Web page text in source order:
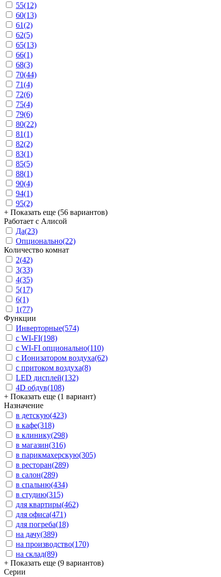
55(12)
60(13)
61(2)
62(5)
65(13)
66(1)
68(3)
70(44)
71(4)
72(6)
75(4)
79(6)
80(22)
81(1)
82(2)
83(1)
85(5)
88(1)
90(4)
94(1)
95(2)
+ Показать еще (56 вариантов)
Работает с Алисой
Да(23)
Опционально(22)
Количество комнат
2(42)
3(33)
4(35)
5(17)
6(1)
1(77)
Функции
Инверторные(574)
с WI-FI(198)
с WI-FI опционально(110)
с Ионизатором воздуха(62)
с притоком воздуха(8)
LED дисплей(132)
4D обдув(108)
+ Показать еще (1 вариант)
Назначение
в детскую(423)
в кафе(318)
в клинику(298)
в магазин(316)
в парикмахерскую(305)
в ресторан(289)
в салон(289)
в спальню(434)
в студию(315)
для квартиры(462)
для офиса(471)
для погреба(18)
на дачу(389)
на производство(170)
на склад(89)
+ Показать еще (9 вариантов)
Серии